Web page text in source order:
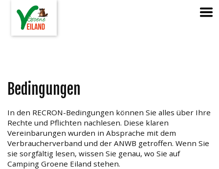
Bedingungen
In den RECRON-Bedingungen können Sie alles über Ihre
Rechte und Pflichten nachlesen. Diese klaren
Vereinbarungen wurden in Absprache mit dem
Verbraucherverband und der ANWB getroffen. Wenn Sie
sie sorgfältig lesen, wissen Sie genau, wo Sie auf
Camping Groene Eiland stehen.